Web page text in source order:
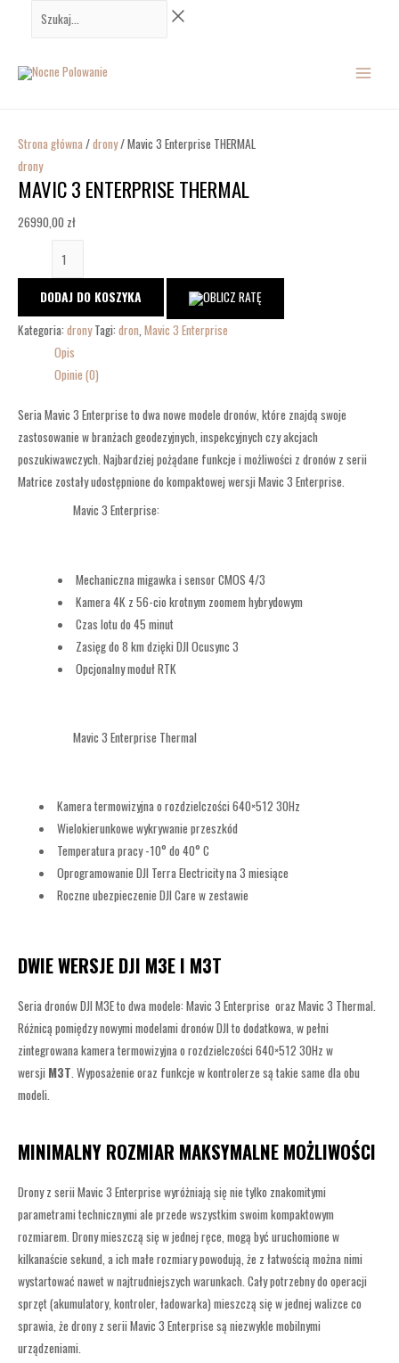
Szukaj...
Strona główna/drony/ Mavic 3 Enterprise THERMAL
drony
MAVIC 3 ENTERPRISE THERMAL
26990,00 zł
Enterprise
DODAJ DO KOSZYKA
Kategoria: drony Tagi: dron Mavic 3 Enterprise
Opis
Opinie (0)
Seria Mavic 3 Enterprise to dwa nowe modele dronów, które znajdą swoje
zastosowanie w branżach geodezyjnych, inspekcyjnych czy akcjach
poszukiwawczych. Najbardziej pożądane funkcje i możliwości z dronów z serii
Matrice zostały udostępnione do kompaktowej wersji Mavic 3 Enterprise.
Mavic 3 Enterprise:
Mechaniczna migawka i sensor CMOS 4/3
Kamera 4K z 56-cio krotnym zoomem hybrydowym
Czas lotu do 45 minut
Zasięg do 8 km dzięki DJI Ocusync 3
Opcjonalny moduł RTK
Mavic 3 Enterprise Thermal
Kamera termowizyjna o rozdzielczości 640×512 30Hz
Wielokierunkowe wykrywanie przeszkód
Temperatura pracy -10° do 40° C
Oprogramowanie DJI Terra Electricity na 3 miesiące
Roczne ubezpieczenie DJI Care w zestawie
DWIE WERSJE DJI M3E I M3T
Seria dronów DJI M3E to dwa modele: Mavic 3 Enterprise oraz Mavic 3 Thermal.
Różnicą pomiędzy nowymi modelami dronów DJI to dodatkowa, w pełni
zintegrowana kamera termowizyjna o rozdzielczości 640×512 30Hz w
wersji M3T . Wyposażenie oraz funkcje w kontrolerze są takie same dla obu
modeli.
MINIMALNY ROZMIAR MAKSYMALNE MOŻLIWOŚCI
Drony z serii Mavic 3 Enterprise wyróżniają się nie tylko znakomitymi
parametrami technicznymi ale przede wszystkim swoim kompaktowym
rozmiarem. Drony mieszczą się w jednej ręce, mogą być uruchomione w
kilkanaście sekund, a ich małe rozmiary powodują, że z łatwością można nimi
wystartować nawet w najtrudniejszych warunkach. Cały potrzebny do operacji
sprzęt (akumulatory, kontroler, ładowarka) mieszczą się w jednej walizce co
sprawia, że drony z serii Mavic 3 Enterprise są niezwykle mobilnymi
urządzeniami.